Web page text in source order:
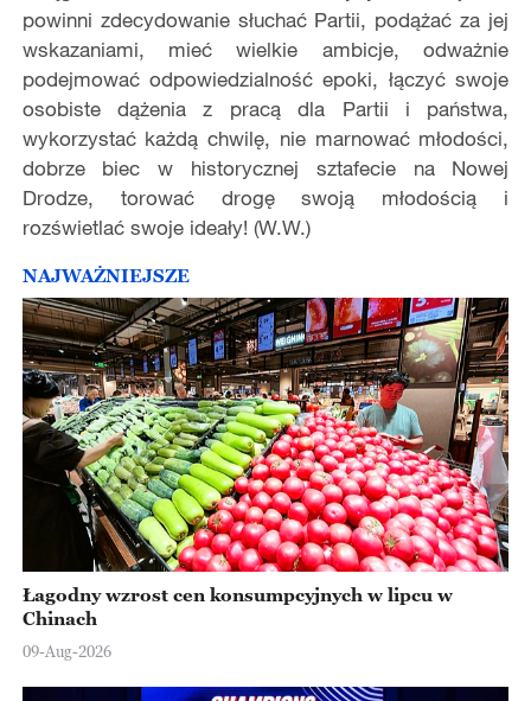
powinni zdecydowanie słuchać Partii, podążać za jej
wskazaniami, mieć wielkie ambicje, odważnie
podejmować odpowiedzialność epoki, łączyć swoje
osobiste dążenia z pracą dla Partii i państwa,
wykorzystać każdą chwilę, nie marnować młodości,
dobrze biec w historycznej sztafecie na Nowej
Drodze, torować drogę swoją młodością i
rozświetlać swoje ideały! (W.W.)
NAJWAŻNIEJSZE
Łagodny wzrost cen konsumpcyjnych w lipcu w
Chinach
09-Aug-2026